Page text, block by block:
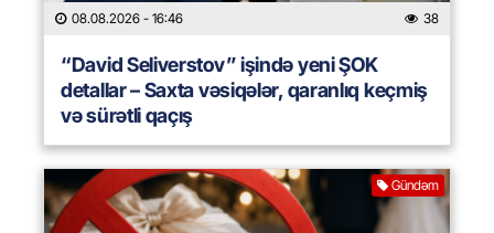
08.08.2026 - 16:46 38
“David Seliverstov” işində yeni ŞOK
detallar – Saxta vəsiqələr, qaranlıq keçmiş
və sürətli qaçış
Gündəm